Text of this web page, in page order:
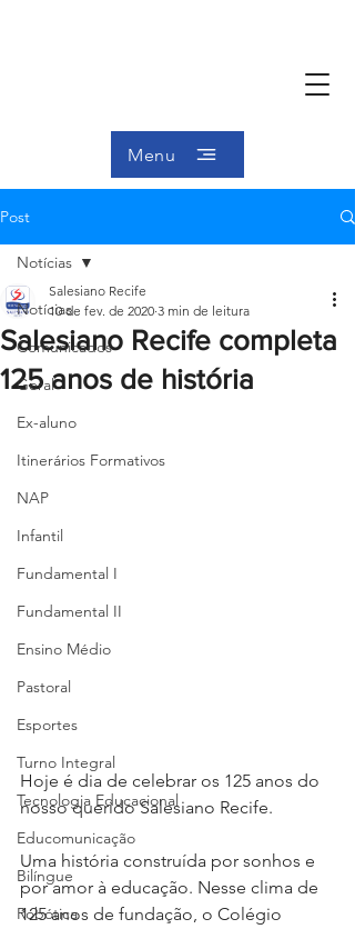
Menu
Post
Notícias
Comunicados
Geral
Ex-aluno
Itinerários Formativos
NAP
Infantil
Fundamental I
Fundamental II
Ensino Médio
Pastoral
Esportes
Turno Integral
Tecnologia Educacional
Educomunicação
Bilíngue
Robótica
Notícias
Salesiano Recife completa
125 anos de história
Salesiano Recife
10 de fev. de 2020 3 min de leitura
Hoje é dia de celebrar os 125 anos do
nosso querido Salesiano Recife.
Uma história construída por sonhos e
por amor à educação. Nesse clima de
125 anos de fundação, o Colégio